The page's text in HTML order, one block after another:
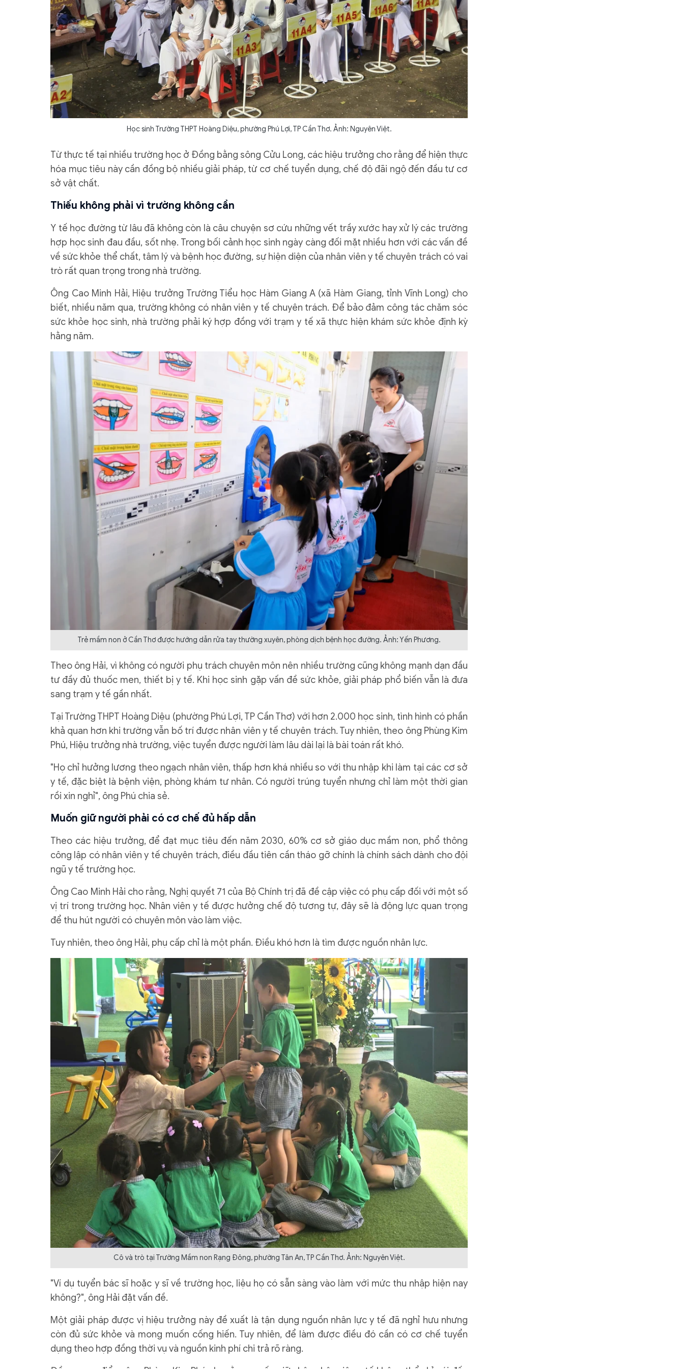
Học sinh Trường THPT Hoàng Diệu, phường Phú Lợi, TP Cần Thơ. Ảnh: Nguyên Việt.
Từ thực tế tại nhiều trường học ở Đồng bằng sông Cửu Long, các hiệu trưởng cho rằng để hiện thực
hóa mục tiêu này cần đồng bộ nhiều giải pháp, từ cơ chế tuyển dụng, chế độ đãi ngộ đến đầu tư cơ
sở vật chất.
Thiếu không phải vì trường không cần
Y tế học đường từ lâu đã không còn là câu chuyện sơ cứu những vết trầy xước hay xử lý các trường
hợp học sinh đau đầu, sốt nhẹ. Trong bối cảnh học sinh ngày càng đối mặt nhiều hơn với các vấn đề
về sức khỏe thể chất, tâm lý và bệnh học đường, sự hiện diện của nhân viên y tế chuyên trách có vai
trò rất quan trọng trong nhà trường.
Ông Cao Minh Hải, Hiệu trưởng Trường Tiểu học Hàm Giang A (xã Hàm Giang, tỉnh Vĩnh Long) cho
biết, nhiều năm qua, trường không có nhân viên y tế chuyên trách. Để bảo đảm công tác chăm sóc
sức khỏe học sinh, nhà trường phải ký hợp đồng với trạm y tế xã thực hiện khám sức khỏe định kỳ
hằng năm.
Trẻ mầm non ở Cần Thơ được hướng dẫn rửa tay thường xuyên, phòng dịch bệnh học đường. Ảnh: Yến Phương.
Theo ông Hải, vì không có người phụ trách chuyên môn nên nhiều trường cũng không mạnh dạn đầu
tư đầy đủ thuốc men, thiết bị y tế. Khi học sinh gặp vấn đề sức khỏe, giải pháp phổ biến vẫn là đưa
sang trạm y tế gần nhất.
Tại Trường THPT Hoàng Diệu (phường Phú Lợi, TP Cần Thơ) với hơn 2.000 học sinh, tình hình có phần
khả quan hơn khi trường vẫn bố trí được nhân viên y tế chuyên trách. Tuy nhiên, theo ông Phùng Kim
Phú, Hiệu trưởng nhà trường, việc tuyển được người làm lâu dài lại là bài toán rất khó.
"Họ chỉ hưởng lương theo ngạch nhân viên, thấp hơn khá nhiều so với thu nhập khi làm tại các cơ sở
y tế, đặc biệt là bệnh viện, phòng khám tư nhân. Có người trúng tuyển nhưng chỉ làm một thời gian
rồi xin nghỉ", ông Phú chia sẻ.
Muốn giữ người phải có cơ chế đủ hấp dẫn
Theo các hiệu trưởng, để đạt mục tiêu đến năm 2030, 60% cơ sở giáo dục mầm non, phổ thông
công lập có nhân viên y tế chuyên trách, điều đầu tiên cần tháo gỡ chính là chính sách dành cho đội
ngũ y tế trường học.
Ông Cao Minh Hải cho rằng, Nghị quyết 71 của Bộ Chính trị đã đề cập việc có phụ cấp đối với một số
vị trí trong trường học. Nhân viên y tế được hưởng chế độ tương tự, đây sẽ là động lực quan trọng
để thu hút người có chuyên môn vào làm việc.
Tuy nhiên, theo ông Hải, phụ cấp chỉ là một phần. Điều khó hơn là tìm được nguồn nhân lực.
Cô và trò tại Trường Mầm non Rạng Đông, phường Tân An, TP Cần Thơ. Ảnh: Nguyên Việt.
"Ví dụ tuyển bác sĩ hoặc y sĩ về trường học, liệu họ có sẵn sàng vào làm với mức thu nhập hiện nay
không?", ông Hải đặt vấn đề.
Một giải pháp được vị hiệu trưởng này đề xuất là tận dụng nguồn nhân lực y tế đã nghỉ hưu nhưng
còn đủ sức khỏe và mong muốn cống hiến. Tuy nhiên, để làm được điều đó cần có cơ chế tuyển
dụng theo hợp đồng thời vụ và nguồn kinh phí chi trả rõ ràng.